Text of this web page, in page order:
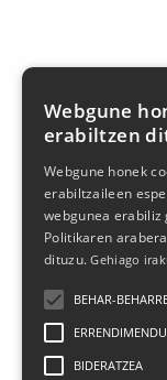
Webgune
erabiltzen
Webgune honek
erabiltzaileen
webgunea erabiliz
Politikaren
dituzu.Gehiago
BEHAR-
BIDERATZEA